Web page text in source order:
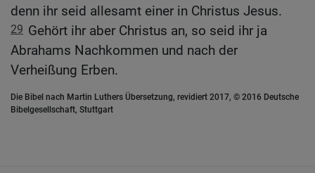
denn ihr seid allesamt einer in Christus Jesus.
29 Gehört ihr aber Christus an, so seid ihr ja
Abrahams Nachkommen und nach der
Verheißung Erben.
Die Bibel nach Martin Luthers Übersetzung, revidiert 2017, © 2016 Deutsche
Bibelgesellschaft, Stuttgart